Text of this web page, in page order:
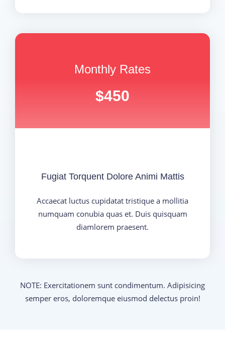
Monthly Rates
$450
Fugiat Torquent Dolore Animi Mattis
Accaecat luctus cupidatat tristique a mollitia
numquam conubia quas et. Duis quisquam
diamlorem praesent.
NOTE: Exercitationem sunt condimentum. Adipisicing
semper eros, doloremque eiusmod delectus proin!